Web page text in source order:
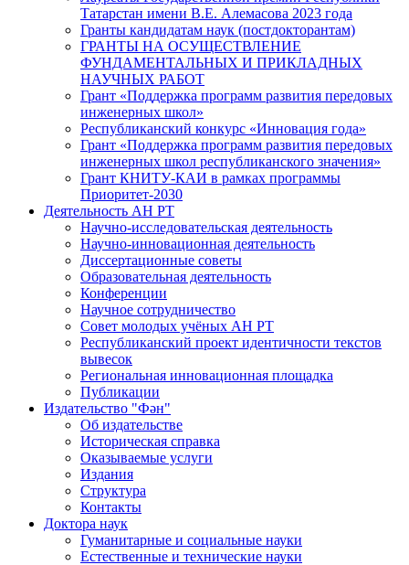
Татарстан имени В.Е. Алемасова 2023 года
Гранты кандидатам наук (постдокторантам)
ГРАНТЫ НА ОСУЩЕСТВЛЕНИЕ
ФУНДАМЕНТАЛЬНЫХ И ПРИКЛАДНЫХ
НАУЧНЫХ РАБОТ
Грант «Поддержка программ развития передовых
инженерных школ»
Республиканский конкурс «Инновация года»
Грант «Поддержка программ развития передовых
инженерных школ республиканского значения»
Грант КНИТУ-КАИ в рамках программы
Приоритет-2030
Деятельность АН РТ
Научно-исследовательская деятельность
Научно-инновационная деятельность
Диссертационные советы
Образовательная деятельность
Конференции
Научное сотрудничество
Совет молодых учёных АН РТ
Республиканский проект идентичности текстов
вывесок
Региональная инновационная площадка
Публикации
Издательство "Фән"
Об издательстве
Историческая справка
Оказываемые услуги
Издания
Структура
Контакты
Доктора наук
Гуманитарные и социальные науки
Естественные и технические науки